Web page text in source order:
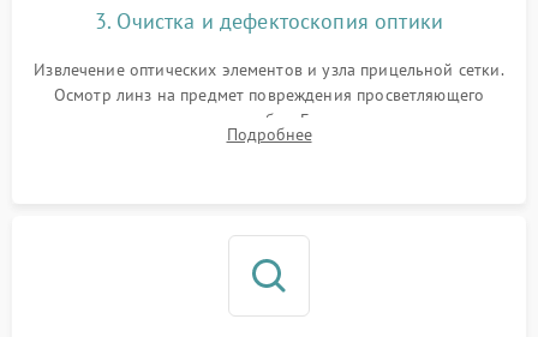
3. Очистка и дефектоскопия оптики
Извлечение оптических элементов и узла прицельной сетки.
Осмотр линз на предмет повреждения просветляющего
покрытия или появления грибка. Бережная очистка стекол
спецрастворами. Проверка целостности гравированной
Подробнее